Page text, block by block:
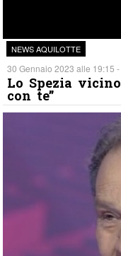
NEWS AQUILOTTE
30 Gennaio 2023 alle 19:15 -
Lo Spezia
con te”